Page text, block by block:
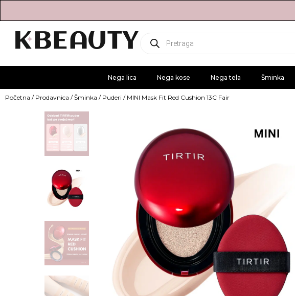
Products
search
Nega lica Nega kose Nega tela Šminka
Početna / Prodavnica /Šminka / Puderi / MINI Mask Fit Red Cushion 13C Fair